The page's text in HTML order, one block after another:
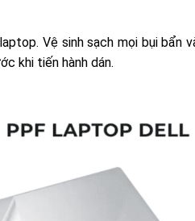
Vệ sinh sạch mọi bụi bẩn
khi tiến hành dán.